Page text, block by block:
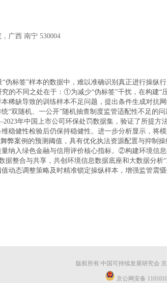
广西 南宁 530004
标签”样本的数据中，难以准确识别真正进行操纵行
的不同之处在于：①为减少“伪标签”干扰，在构建“
缺导致的训练样本不足问题，提出条件生成对抗网
双随机、一公开”随机抽查制度监管适配性不足的
年中国上市公司环保处罚数据集，验证了所提方
稳健性检验后仍保持稳健性。进一步分析显示，将
弊案例的预测阈值，具有优化执法资源配置与抑制
纳入绿色金融与信用评价核心指标。②构建环境信
整合与共享，共创环境信息数据底座和大数据分析
态调整策略及时精准锁定操纵样本，增强监管震慑
版权所有:中国可持续发展研究会
京公网安备